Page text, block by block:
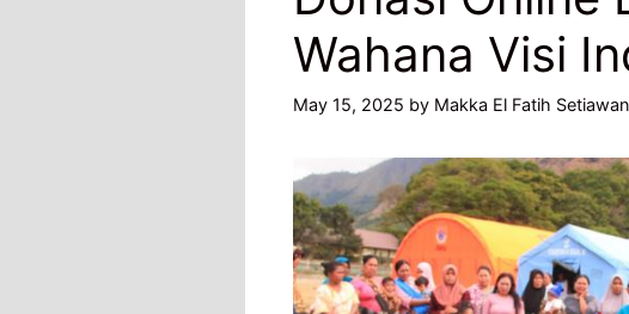
Wahana Visi
May 15, 2025 by Makka El Fatih Setiawan